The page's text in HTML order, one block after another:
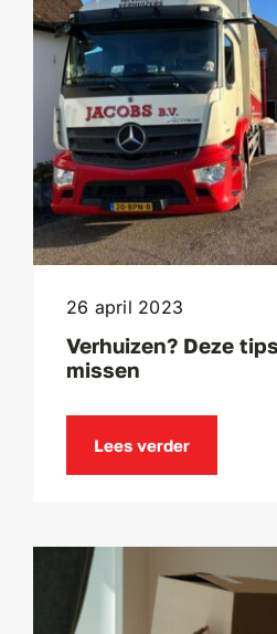
26 april 2023
Verhuizen? Deze
missen
Lees verder